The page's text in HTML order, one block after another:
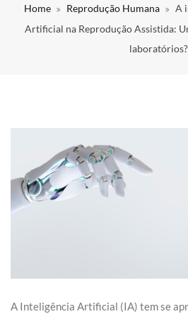
Home Reprodução Humana
A
Artificial na Reprodução Assistida:
laboratórios?
A Inteligência Artificial (IA) tem se